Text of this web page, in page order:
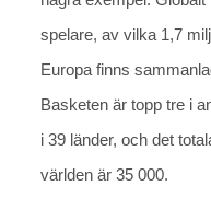
spelare, av vilka 1,7
Europa finns
Basketen är topp tre i
i 39 länder, och det
världen är 35 000.